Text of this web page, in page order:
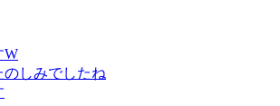
W
のしみでしたね